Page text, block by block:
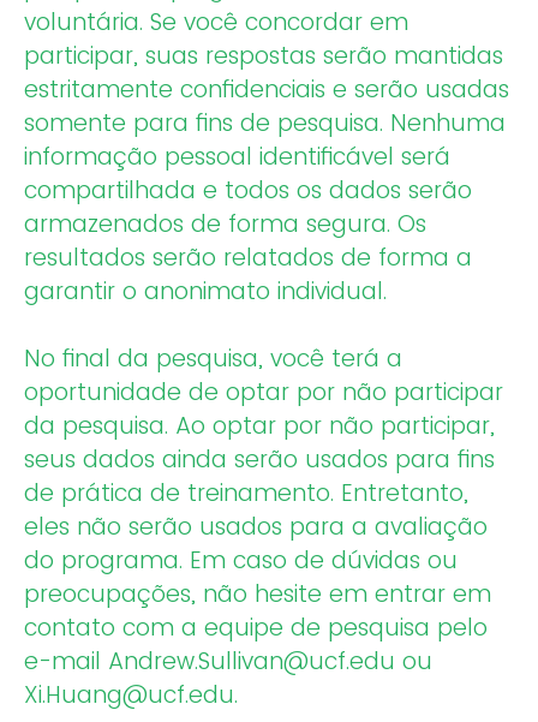
voluntária. Se você concordar em
participar, suas respostas serão mantidas
estritamente confidenciais e serão usadas
somente para fins de pesquisa. Nenhuma
informação pessoal identificável será
compartilhada e todos os dados serão
armazenados de forma segura. Os
resultados serão relatados de forma a
garantir o anonimato individual.
No final da pesquisa, você terá a
oportunidade de optar por não participar
da pesquisa. Ao optar por não participar,
seus dados ainda serão usados para fins
de prática de treinamento. Entretanto,
eles não serão usados para a avaliação
do programa. Em caso de dúvidas ou
preocupações, não hesite em entrar em
contato com a equipe de pesquisa pelo
e-mail Andrew.Sullivan@ucf.edu ou
Xi.Huang@ucf.edu.